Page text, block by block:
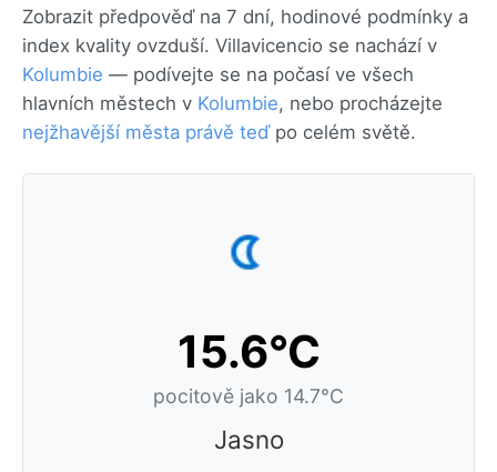
Zobrazit předpověď na 7 dní, hodinové podmínky a
index kvality ovzduší. Villavicencio se nachází v
Kolumbie — podívejte se na počasí ve všech
hlavních městech v Kolumbie, nebo procházejte
nejžhavější města právě teďpo celém světě.
15.6°C
pocitově jako 14.7°C
Jasno